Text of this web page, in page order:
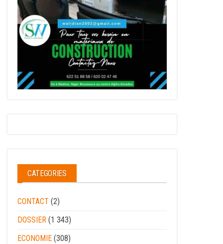
CATEGORIES
CONTACT (2)
DOSSIER (1 343)
ECONOMIE (308)